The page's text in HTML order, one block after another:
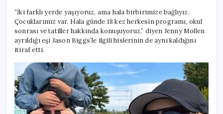
“İki farklı yerde yaşıyoruz, ama hala birbirimize bağlıyız.
Çocuklarımız var. Hala günde 18 kez herkesin programı, okul
sonrası ve tatiller hakkında konuşuyoruz.” diyen Jenny Mollen
ayrıldığı eşi Jason Biggs’le ilgili hislerinin de aynı kaldığını
itiraf etti.